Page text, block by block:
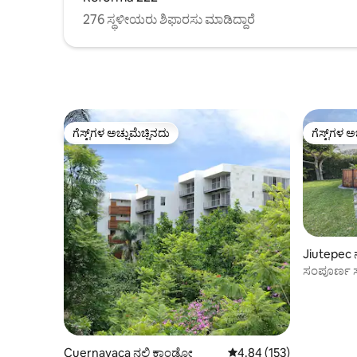
276 ಸ್ಥಳೀಯರು ಶಿಫಾರಸು ಮಾಡಿದ್ದಾರೆ
ಗೆಸ್ಟ್‌ಗಳ ಅಚ್ಚುಮೆಚ್ಚಿನದು
ಗೆಸ್ಟ್‌ಗಳ ಅಚ್ಚುಮೆಚ್ಚಿನದು
Cuernavaca ನಲ್ಲಿ ಕಾಂಡೋ 5 ರಲ್ಲಿ 4.84 ಸರಾಸರಿ
4.84 (153)
ಗೆಸ್ಟ್‌ಗಳ
ಗೆಸ್ಟ್‌ಗಳ
Jiutepec
ಸಂಪೂರ್ಣ